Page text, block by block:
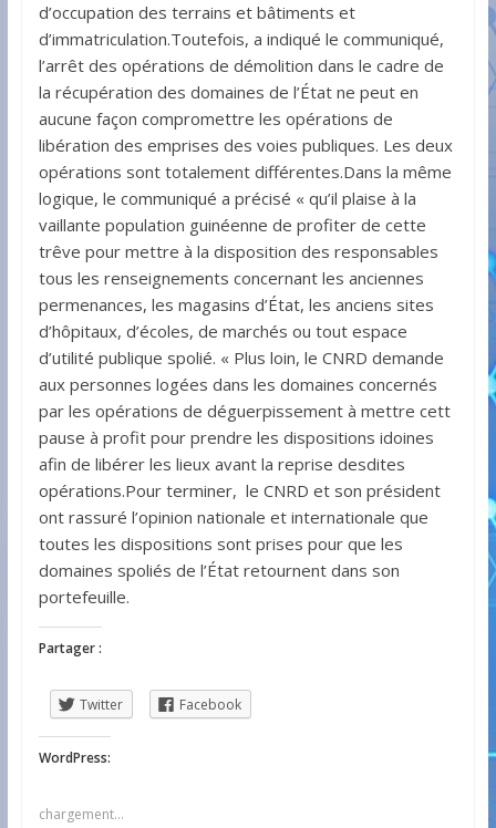
d’occupation des terrains et bâtiments et
d’immatriculation.Toutefois, a indiqué le communiqué,
l’arrêt des opérations de démolition dans le cadre de
la récupération des domaines de l’État ne peut en
aucune façon compromettre les opérations de
libération des emprises des voies publiques. Les deux
opérations sont totalement différentes.Dans la même
logique, le communiqué a précisé « qu’il plaise à la
vaillante population guinéenne de profiter de cette
trêve pour mettre à la disposition des responsables
tous les renseignements concernant les anciennes
permenances, les magasins d’État, les anciens sites
d’hôpitaux, d’écoles, de marchés ou tout espace
d’utilité publique spolié. « Plus loin, le CNRD demande
aux personnes logées dans les domaines concernés
par les opérations de déguerpissement à mettre cett
pause à profit pour prendre les dispositions idoines
afin de libérer les lieux avant la reprise desdites
opérations.Pour terminer, le CNRD et son président
ont rassuré l’opinion nationale et internationale que
toutes les dispositions sont prises pour que les
domaines spoliés de l’État retournent dans son
portefeuille.
Partager :
Twitter Facebook
WordPress:
chargement…